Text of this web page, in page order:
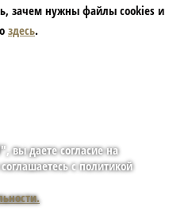
зачем нужны файлы сookies и
здесь.
вы даете согласие на
с политикой